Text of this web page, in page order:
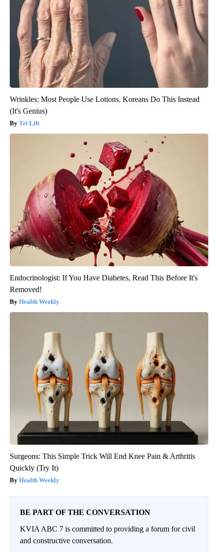
Wrinkles: Most People Use Lotions. Koreans Do This Instead
(It's Genius)
Tri Lift
Endocrinologist: If You Have Diabetes, Read This Before It's
Removed!
Health Weekly
Surgeons: This Simple Trick Will End Knee Pain & Arthritis
Quickly (Try It)
Health Weekly
BE PART OF THE CONVERSATION
KVIA ABC 7 is committed to providing a forum for civil
and constructive conversation.